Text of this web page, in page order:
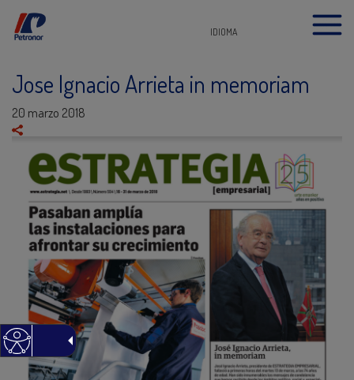
IDIOMA
Jose Ignacio Arrieta in memoriam
20 marzo 2018